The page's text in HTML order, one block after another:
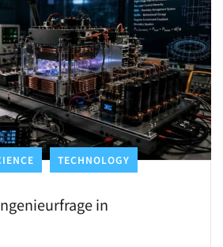
TECHNOLOGY
in